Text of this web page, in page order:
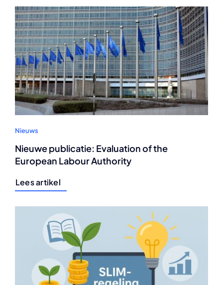
Nieuws
Nieuwe publicatie: Evaluation of the
European Labour Authority
Lees artikel